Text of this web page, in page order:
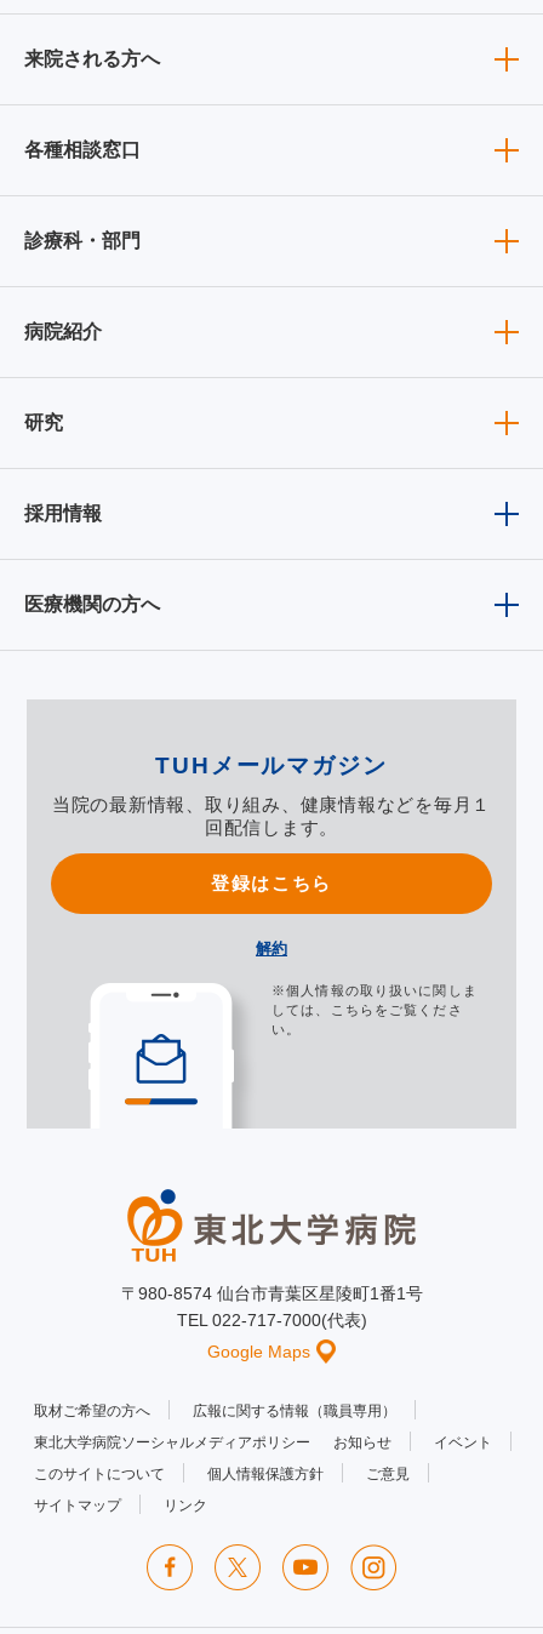
来院される方へ
各種相談窓口
診療科・部門
病院紹介
研究
採用情報
医療機関の方へ
TUHメールマガジン
当院の最新情報、取り組み、健康情報などを毎月１
回配信します。
登録はこちら
解約
※個人情報の取り扱いに関しま
しては、
こちら をご覧くださ
い。
〒980-8574 仙台市青葉区星陵町1番1号
TEL 022-717-7000(代表)
Google Maps
取材ご希望の方へ
広報に関する情報（職員専用）
東北大学病院ソーシャルメディアポリシー
お知らせ
イベント
このサイトについて
個人情報保護方針
ご意見
サイトマップ
リンク